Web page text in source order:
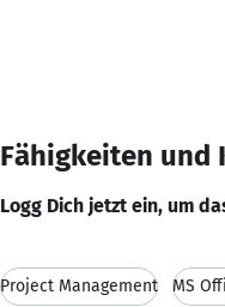
Fähigkeiten und
Logg Dich jetzt ein, um
Project Management MS